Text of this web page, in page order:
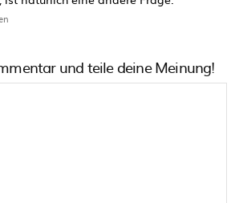
und teile deine Meinung!